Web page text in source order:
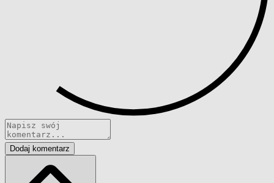
Dodaj komentarz